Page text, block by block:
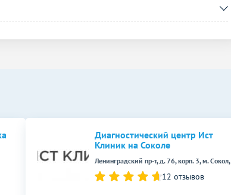
Диагностический центр Ист
Клиник на Соколе
Ленинградский пр-т, д. 76, корп. 3, м. Сокол,
12 отзывов